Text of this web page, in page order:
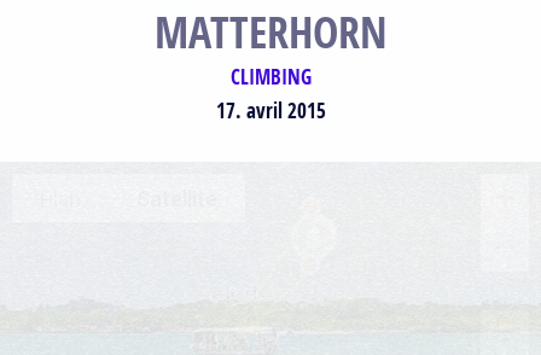
MATTERHORN
CLIMBING
17. avril 2015